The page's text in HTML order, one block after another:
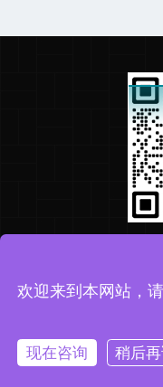
欢迎来到本网站，
现在咨询 稍后